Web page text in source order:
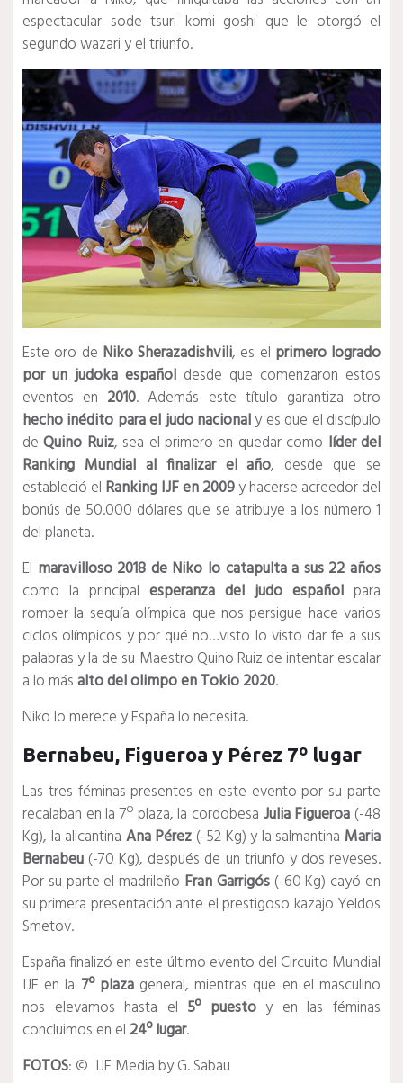
espectacular sode tsuri komi goshi que le otorgó el
segundo wazari y el triunfo.
Este oro de Niko Sherazadishvili, es el primero logrado
por un judoka español desde que comenzaron estos
eventos en 2010. Además este título garantiza otro
hecho inédito para el judo nacionaly es que el discípulo
deQuino Ruiz, sea el primero en quedar como líder del
Ranking Mundial al finalizar el año, desde que se
estableció el Ranking IJF en 2009y hacerse acreedor del
bonús de 50.000 dólares que se atribuye a los número 1
del planeta.
El maravilloso 2018 de Niko lo catapulta a sus 22 años
como la principal esperanza del judo español para
romper la sequía olímpica que nos persigue hace varios
ciclos olímpicos y por qué no…visto lo visto dar fe a sus
palabras y la de su Maestro Quino Ruiz de intentar escalar
a lo másalto del olimpo en Tokio 2020.
Niko lo merece y España lo necesita.
Bernabeu, Figueroa y Pérez 7º lugar
Las tres féminas presentes en este evento por su parte
recalaban en la 7º plaza, la cordobesa Julia Figueroa (-48
Kg), la alicantina Ana Pérez (-52 Kg) y la salmantina Maria
Bernabeu (-70 Kg), después de un triunfo y dos reveses.
Por su parte el madrileño Fran Garrigós(-60 Kg) cayó en
su primera presentación ante el prestigoso kazajo Yeldos
Smetov.
España finalizó en este último evento del Circuito Mundial
IJF en la 7º plazageneral, mientras que en el masculino
nos elevamos hasta el 5º puestoy en las féminas
concluimos en el 24º lugar.
FOTOS: © IJF Media by G. Sabau